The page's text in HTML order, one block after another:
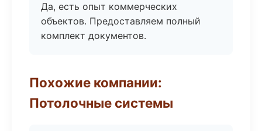
Да, есть опыт коммерческих
объектов. Предоставляем полный
комплект документов.
Похожие компании:
Потолочные системы